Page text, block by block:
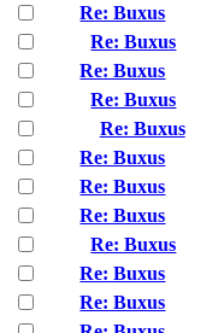
Re: Buxus
Re: Buxus
Re: Buxus
Re: Buxus
Re: Buxus
Re: Buxus
Re: Buxus
Re: Buxus
Re: Buxus
Re: Buxus
Re: Buxus